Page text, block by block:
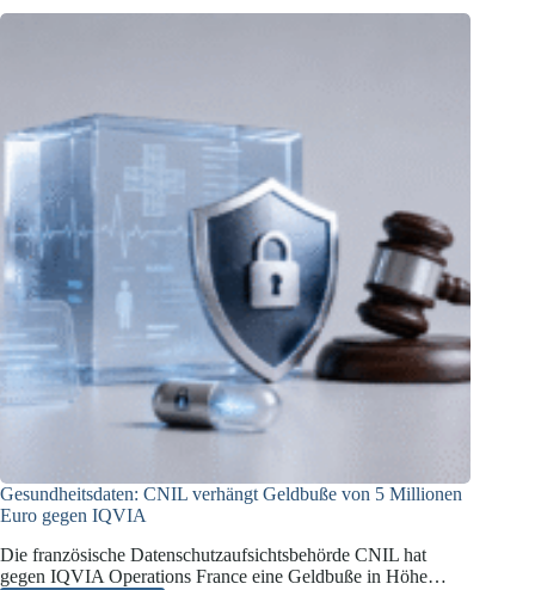
Gesundheitsdaten: CNIL verhängt Geldbuße von 5 Millionen
Euro gegen IQVIA
Die französische Datenschutzaufsichtsbehörde CNIL hat
gegen IQVIA Operations France eine Geldbuße in Höhe…